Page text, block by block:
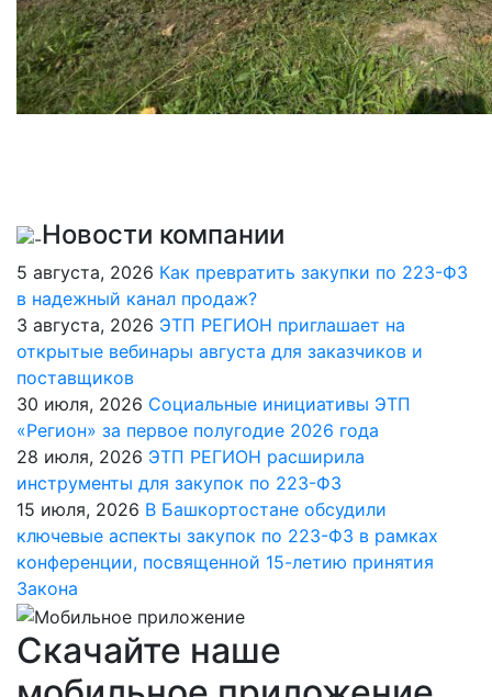
Новости компании
5 августа, 2026 Как превратить закупки по 223-ФЗ
в надежный канал продаж?
3 августа, 2026 ЭТП РЕГИОН приглашает на
открытые вебинары августа для заказчиков и
поставщиков
30 июля, 2026 Социальные инициативы ЭТП
«Регион» за первое полугодие 2026 года
28 июля, 2026 ЭТП РЕГИОН расширила
инструменты для закупок по 223-ФЗ
15 июля, 2026 В Башкортостане обсудили
ключевые аспекты закупок по 223-ФЗ в рамках
конференции, посвященной 15-летию принятия
Закона
Скачайте наше